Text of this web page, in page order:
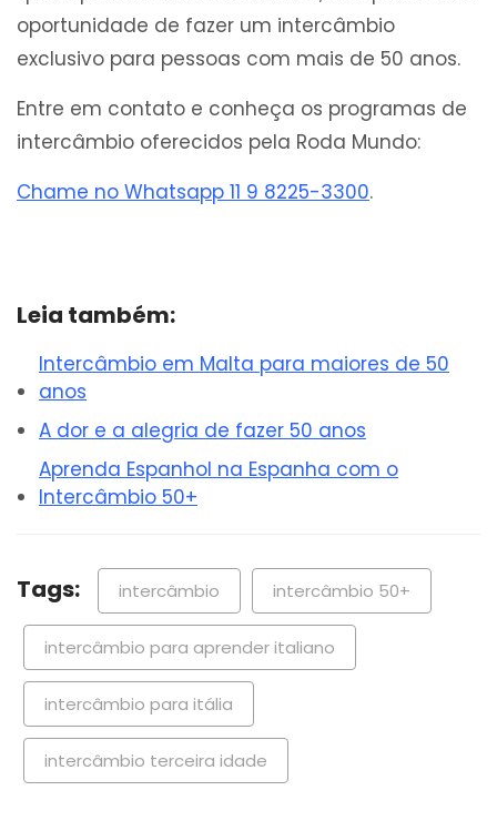
oportunidade de fazer um intercâmbio
exclusivo para pessoas com mais de 50 anos.
Entre em contato e conheça os programas de
intercâmbio oferecidos pela Roda Mundo:
Chame no Whatsapp 11 9 8225-3300.
Leia também:
Intercâmbio em Malta para maiores de 50
anos
A dor e a alegria de fazer 50 anos
Aprenda Espanhol na Espanha com o
Intercâmbio 50+
Tags: intercâmbio intercâmbio 50+
intercâmbio para aprender italiano
intercâmbio para itália
intercâmbio terceira idade